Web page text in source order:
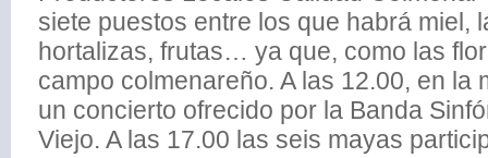
siete puestos entre los que habrá miel,
hortalizas, frutas… ya que, como las
campo colmenareño. A las 12.00, en la
un concierto ofrecido por la Banda
Viejo. A las 17.00 las seis mayas